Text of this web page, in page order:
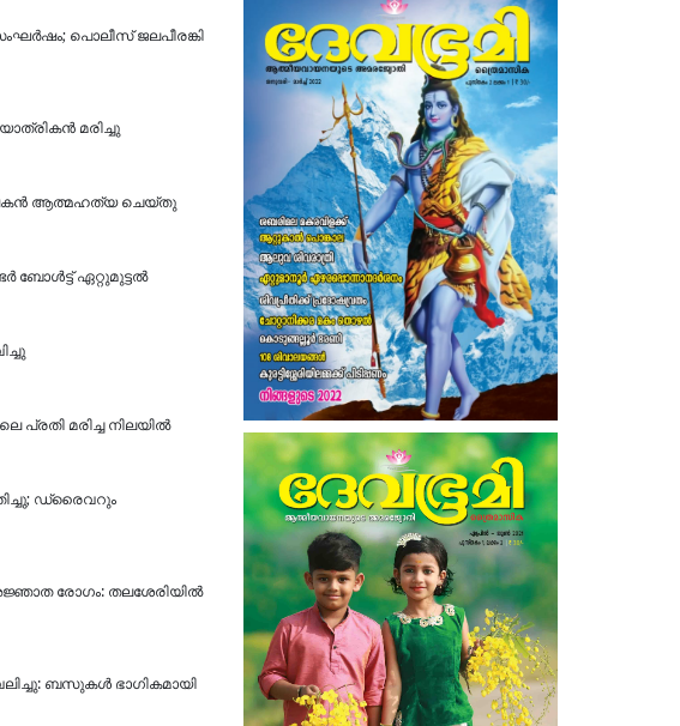
പൊലീസ് ജലപീരങ്കി
മരിച്ചു
ആത്മഹത്യ ചെയ്‌തു
ബോൾട്ട് ഏറ്റുമുട്ടൽ
പ്രതി മരിച്ച നിലയിൽ
ഡ്രൈവറും
രോഗം: തലശേരിയിൽ
ബസുകൾ ഭാഗികമായി